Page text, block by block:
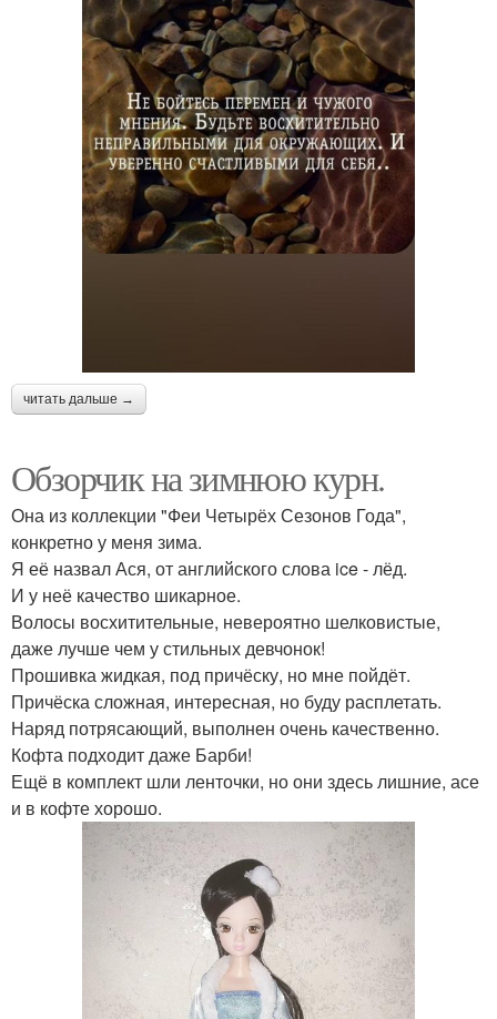
читать дальше →
Обзорчик на зимнюю курн.
Она из коллекции "Феи Четырёх Сезонов Года",
конкретно у меня зима.
Я её назвал Ася, от английского слова ice - лёд.
И у неё качество шикарное.
Волосы восхитительные, невероятно шелковистые,
даже лучше чем у стильных девчонок!
Прошивка жидкая, под причёску, но мне пойдёт.
Причёска сложная, интересная, но буду расплетать.
Наряд потрясающий, выполнен очень качественно.
Кофта подходит даже Барби!
Ещё в комплект шли ленточки, но они здесь лишние, асе
и в кофте хорошо.